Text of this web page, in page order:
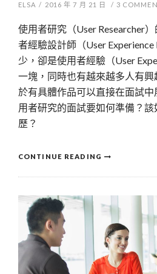
ELSA / 2016 年 7 月 21 日 / 3
使用者研究（User Researcher）
者經驗設計師（User Experience
少，卻是使用者經驗（User
一塊，同時也有越來越多人有
於有具體作品可以直接在面試
用者研究的面試要如何準備？
歷？
CONTINUE READING